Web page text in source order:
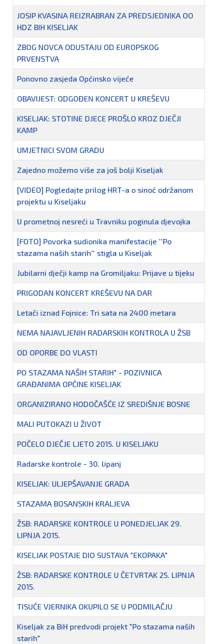
JOSIP KVASINA REIZRABRAN ZA PREDSJEDNIKA OO
HDZ BIH KISELJAK
ZBOG NOVCA ODUSTAJU OD EUROPSKOG
PRVENSTVA
Ponovno zasjeda Općinsko vijeće
OBAVIJEST: ODGOĐEN KONCERT U KREŠEVU
KISELJAK: STOTINE DJECE PROŠLO KROZ DJEČJI
KAMP
UMJETNICI SVOM GRADU
Zajedno možemo više za još bolji Kiseljak
[VIDEO] Pogledajte prilog HRT-a o sinoć održanom
projektu u Kiseljaku
U prometnoj nesreći u Travniku poginula djevojka
[FOTO] Povorka sudionika manifestacije ''Po
stazama naših starih'' stigla u Kiseljak
Jubilarni dječji kamp na Gromiljaku: Prijave u tijeku
PRIGODAN KONCERT KREŠEVU NA DAR
Letači iznad Fojnice: Tri sata na 2400 metara
NEMA NAJAVLJENIH RADARSKIH KONTROLA U ŽSB
OD OPORBE DO VLASTI
PO STAZAMA NAŠIH STARIH" - POZIVNICA
GRAĐANIMA OPĆINE KISELJAK
ORGANIZIRANO HODOČAŠĆE IZ SREDIŠNJE BOSNE
MALI PUTOKAZI U ŽIVOT
POČELO DJEČJE LJETO 2015. U KISELJAKU
Radarske kontrole - 30. lipanj
KISELJAK: ULJEPŠAVANJE GRADA
STAZAMA BOSANSKIH KRALJEVA
ŽSB: RADARSKE KONTROLE U PONEDJELJAK 29.
LIPNJA 2015.
KISELJAK POSTAJE DIO SUSTAVA "EKOPAKA"
ŽSB: RADARSKE KONTROLE U ČETVRTAK 25. LIPNJA
2015.
TISUĆE VJERNIKA OKUPILO SE U PODMILAČJU
Kiseljak za BiH predvodi projekt "Po stazama naših
starih"